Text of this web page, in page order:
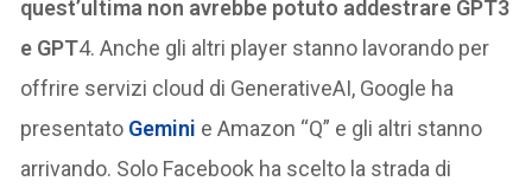
quest’ultima non avrebbe potuto addestrare GPT3
e GPT4. Anche gli altri player stanno lavorando per
offrire servizi cloud di GenerativeAI, Google ha
presentato Gemini e Amazon “Q” e gli altri stanno
arrivando. Solo Facebook ha scelto la strada di